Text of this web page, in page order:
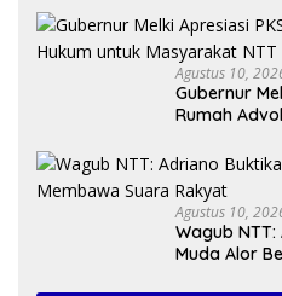
Agustus 10,
Gubernur
Rumah
Agustus 10,
Wagub
Muda Alor